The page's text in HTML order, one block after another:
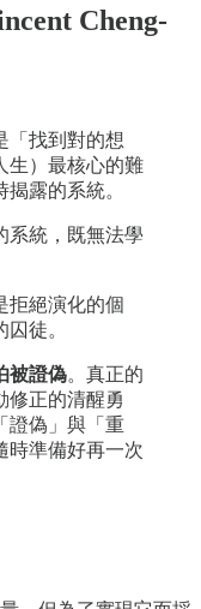
Cheng-
「找到對的想
生）最核心的難
露的系統。
系統，既無法學
拒絕演化的個
徒。
被證偽。真正的
修正的清醒勇
證偽」與「重
時準備好再一次